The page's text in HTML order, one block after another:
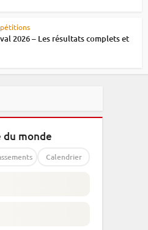
2026 – Les résultats complets et
du monde
Calendrier